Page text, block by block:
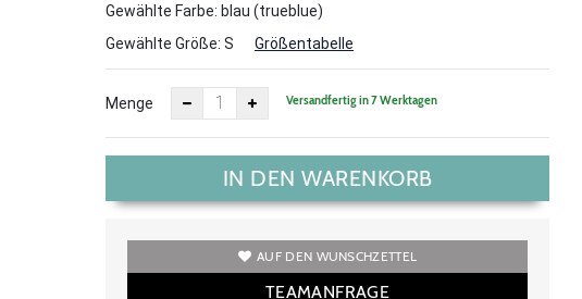
Gewählte Farbe: blau (trueblue)
Gewählte Größe: S Größentabelle
Menge Versandfertig in 7 Werktagen
IN DEN WARENKORB
AUF DEN WUNSCHZETTEL
TEAMANFRAGE